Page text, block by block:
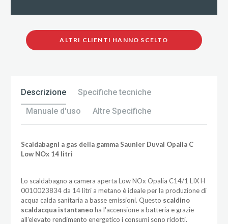
ALTRI CLIENTI HANNO SCELTO
Descrizione
Specifiche tecniche
Manuale d'uso
Altre Specifiche
Scaldabagni a gas della gamma Saunier Duval Opalia C
Low NOx 14 litri
Lo scaldabagno a camera aperta Low NOx Opalia C14/1 LIX H
0010023834 da 14 litri a metano è ideale per la produzione di
acqua calda sanitaria a basse emissioni. Questo scaldino
scaldacqua istantaneoha l'accensione a batteria e grazie
all'elevato rendimento energetico i consumi sono ridotti.